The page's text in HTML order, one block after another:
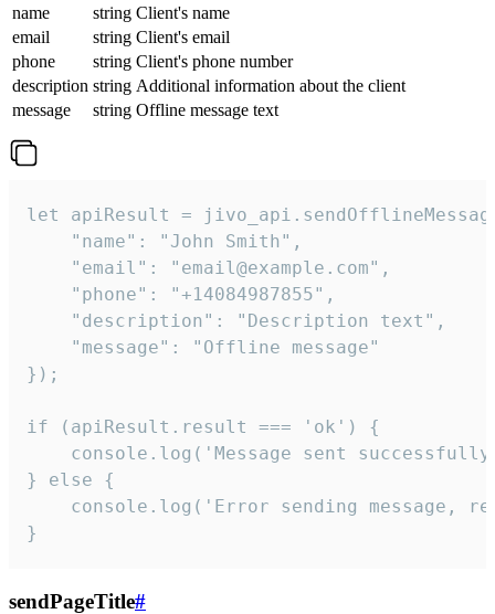
name
string Client's name
email
string Client's email
phone
string Client's phone number
description string Additional information about the client
message
string Offline message text
let apiResult =
    "name": "John Smith",
    "email": "email@example.com",
    "phone": "+14084987855",
    "description": "Description text",
    "message": "Offline message"
});
if (apiResult.result === 'ok') {
console.log('Message sent
} else {
console.log('Error sending message,
}
sendPageTitle#